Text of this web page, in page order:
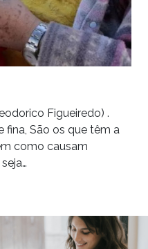
Figueiredo) .
fina, São os que têm a
como causam